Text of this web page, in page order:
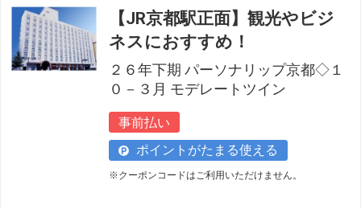
【JR京都駅正面】観光やビジ
ネスにおすすめ！
２６年下期 パーソナリップ京都◇１
０－３月 モデレートツイン
事前払い
ポイントがたまる使える
※クーポンコードはご利用いただけません。
フリーセレクション・クーポンコードをご利用いただけな
い商品
旅館・ホテルなど宿泊施設での現地支払いにはご利用いただけま
せん。
閉じる